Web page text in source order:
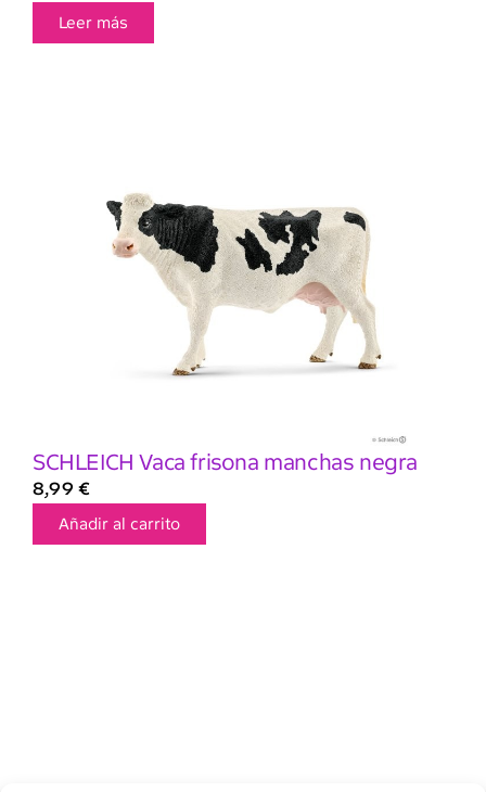
Leer más
SCHLEICH Vaca frisona manchas negra
8,99 €
Añadir al carrito